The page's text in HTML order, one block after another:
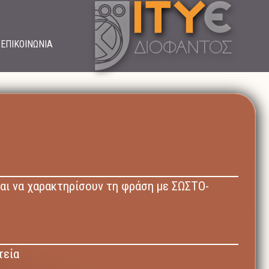
ΕΠΙΚΟΙΝΩΝΙΑ
να χαρακτηρίσουν τη φράση με ΣΩΣΤΟ-